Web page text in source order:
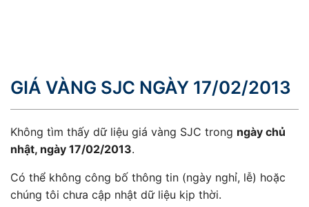
GIÁ VÀNG SJC NGÀY 17/02/2013
Không tìm thấy dữ liệu giá vàng SJC trong ngày chủ
nhật, ngày 17/02/2013.
Có thể không công bố thông tin (ngày nghỉ, lễ) hoặc
chúng tôi chưa cập nhật dữ liệu kịp thời.